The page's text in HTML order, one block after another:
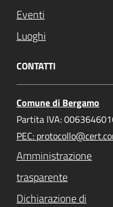
Eventi
Luoghi
CONTATTI
Comune di Bergamo
Partita IVA:
PEC:
Amministrazione
trasparente
Dichiarazione di